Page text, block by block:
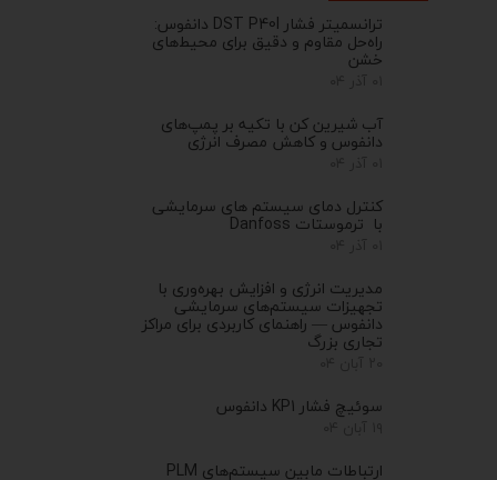
ترانسمیتر فشار DST P40I دانفوس:
راه‌حل مقاوم و دقیق برای محیط‌های
خشن
آب شیرین کن با تکیه بر پمپ‌های
دانفوس و کاهش مصرف انرژی
کنترل‌ دمای سیستم های سرمایشی
با ترموستات Danfoss
مدیریت انرژی و افزایش بهره‌وری با
تجهیزات سیستم‌های سرمایشی
دانفوس — راهنمای کاربردی برای مراکز
تجاری بزرگ
سوئیچ فشار KP1 دانفوس
ارتباطات مابین سیستم‌های PLM